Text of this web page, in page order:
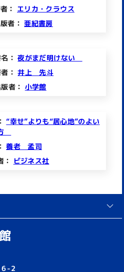
： エリカ・クラウス
者：亜紀書房
名：夜がまだ明けない
者：井上 先斗
者： 小学館
“幸せ”よりも“居心地”のよい
養老 孟司
： ビジネス社
2